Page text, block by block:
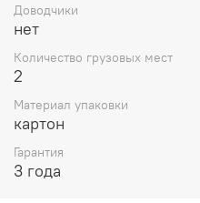
Доводчики
нет
Количество грузовых мест
2
Материал упаковки
картон
Гарантия
3 года